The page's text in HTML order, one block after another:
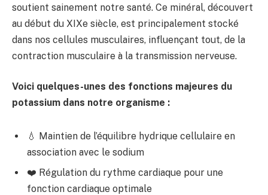
soutient sainement notre santé. Ce minéral, découvert
au début du XIXe siècle, est principalement stocké
dans nos cellules musculaires, influençant tout, de la
contraction musculaire à la transmission nerveuse.
Voici quelques-unes des fonctions majeures du
potassium dans notre organisme :
💧 Maintien de l’équilibre hydrique cellulaire en
association avec le sodium
❤️ Régulation du rythme cardiaque pour une
fonction cardiaque optimale